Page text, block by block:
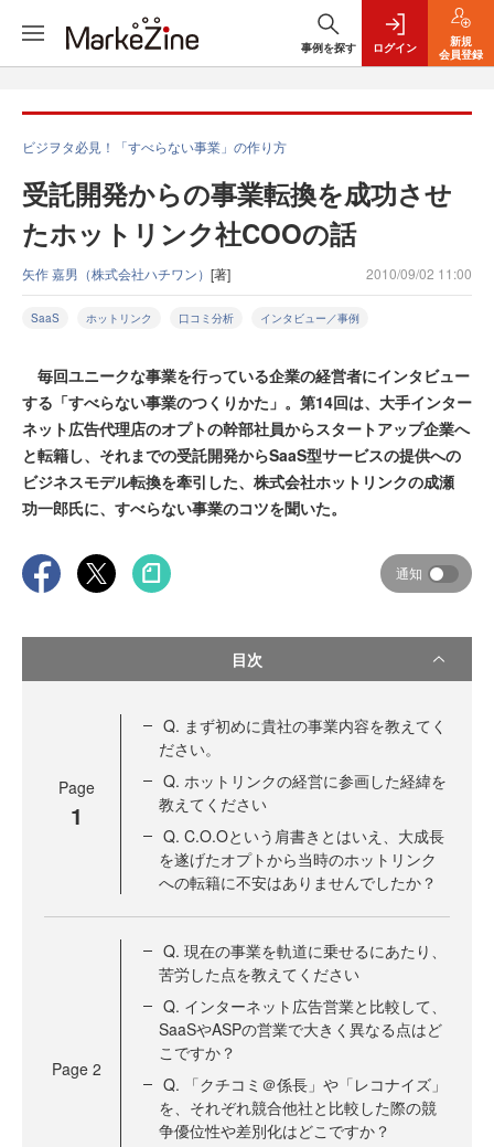
事例を探す ログイン
新規
会員登録
ビジヲタ必見！「すべらない事業」の作り方
受託開発からの事業転換を成功させ
たホットリンク社COOの話
矢作 嘉男（株式会社ハチワン） [著] 2010/09/02 11:00
SaaS ホットリンク 口コミ分析 インタビュー／事例
毎回ユニークな事業を行っている企業の経営者にインタビュー
する「すべらない事業のつくりかた」。第14回は、大手インター
ネット広告代理店のオプトの幹部社員からスタートアップ企業へ
と転籍し、それまでの受託開発からSaaS型サービスの提供への
ビジネスモデル転換を牽引した、株式会社ホットリンクの成瀬
功一郎氏に、すべらない事業のコツを聞いた。
通知
目次
Page
1
Q. まず初めに貴社の事業内容を教えてく
ださい。
Q. ホットリンクの経営に参画した経緯を
教えてください
Q. C.O.Oという肩書きとはいえ、大成長
を遂げたオプトから当時のホットリンク
への転籍に不安はありませんでしたか？
Page 2
Q. 現在の事業を軌道に乗せるにあたり、
苦労した点を教えてください
Q. インターネット広告営業と比較して、
SaaSやASPの営業で大きく異なる点はど
こですか？
Q. 「クチコミ＠係長」や「レコナイズ」
を、それぞれ競合他社と比較した際の競
争優位性や差別化はどこですか？